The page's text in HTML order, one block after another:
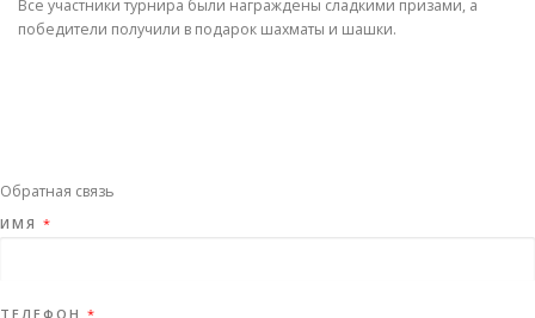
Все участники турнира были награждены сладкими призами, а
победители получили в подарок шахматы и шашки.
Обратная связь
ИМЯ *
ТЕЛЕФОН *